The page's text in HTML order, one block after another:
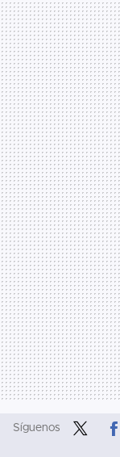
Síguenos